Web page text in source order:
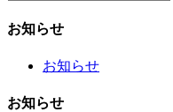
お知らせ
お知らせ
お知らせ